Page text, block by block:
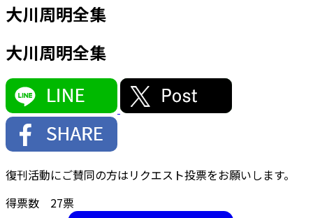
大川周明全集
大川周明全集
復刊活動にご賛同の方はリクエスト投票をお願いします。
得票数 27票